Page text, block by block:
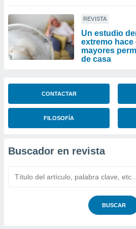
REVISTA
Un estudio
extremo
mayores
de casa
CONTACTAR
FILOSOFÍA
Buscador en revista
BUSCAR